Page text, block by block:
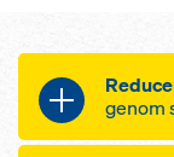
genom